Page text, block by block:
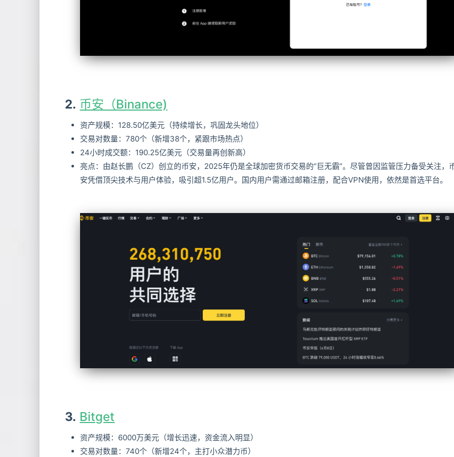
2. 币安（Binance)
资产规模：128.50亿美元（持续增长，巩固龙头地位）
交易对数量：780个（新增38个，紧跟市场热点）
24小时成交额：190.25亿美元（交易量再创新高）
亮点：由赵长鹏（CZ）创立的币安，2025年仍是全球加密货币交易的“巨无霸”。尽管曾因监管压力备受关注，
安凭借顶尖技术与用户体验，吸引超1.5亿用户。国内用户需通过邮箱注册，配合VPN使用，依然是首选平台。
3. Bitget
资产规模：6000万美元（增长迅速，资金流入明显）
交易对数量：740个（新增24个，主打小众潜力币）